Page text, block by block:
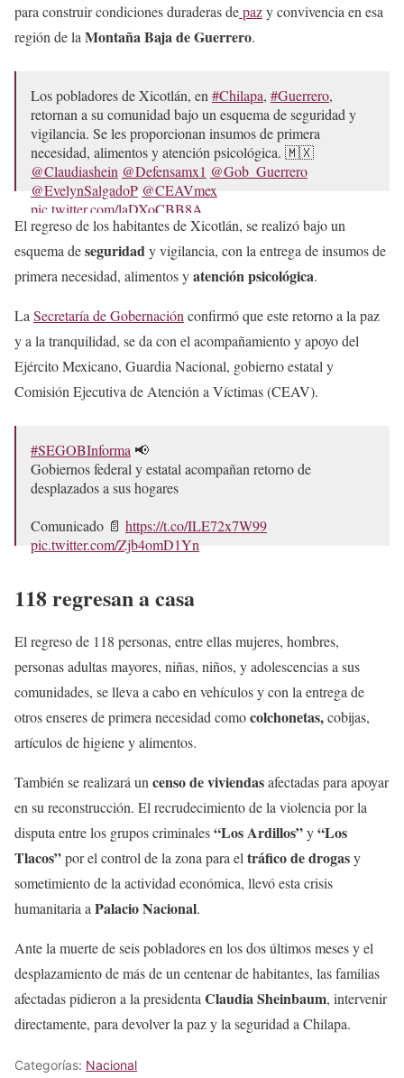
para construir condiciones duraderas depazy convivencia en esa
región de la Montaña Baja de Guerrero.
Los pobladores de Xicotlán, en #Chilapa, #Guerrero,
retornan a su comunidad bajo un esquema de seguridad y
vigilancia. Se les proporcionan insumos de primera
necesidad, alimentos y atención psicológica. 🇲🇽
@Claudiashein @Defensamx1 @Gob_Guerrero
@EvelynSalgadoP @CEAVmex
pic.twitter.com/laDXoCBB8A
— Rosa Icela Rodríguez Velázquez (@rosaicela_)
May 14,
2026
El regreso de los habitantes de Xicotlán, se realizó bajo un
esquema deseguridady vigilancia, con la entrega de insumos de
primera necesidad, alimentos yatención psicológica.
La Secretaría de Gobernación confirmó que este retorno a la paz
y a la tranquilidad, se da con el acompañamiento y apoyo del
Ejército Mexicano, Guardia Nacional, gobierno estatal y
Comisión Ejecutiva de Atención a Víctimas (CEAV).
#SEGOBInforma 📢
Gobiernos federal y estatal acompañan retorno de
desplazados a sus hogares
Comunicado 📄 https://t.co/ILE72x7W99
pic.twitter.com/Zjb4omD1Yn
118 regresan a casa
El regreso de 118 personas, entre ellas mujeres, hombres,
personas adultas mayores, niñas, niños, y adolescencias a sus
comunidades, se lleva a cabo en vehículos y con la entrega de
otros enseres de primera necesidad comocolchonetas,cobijas,
artículos de higiene y alimentos.
También se realizará un censo de viviendasafectadas para apoyar
en su reconstrucción. El recrudecimiento de la violencia por la
disputa entre los grupos criminales“Los Ardillos”y“Los
Tlacos”por el control de la zona para el tráfico de drogasy
sometimiento de la actividad económica, llevó esta crisis
humanitaria a Palacio Nacional.
Ante la muerte de seis pobladores en los dos últimos meses y el
desplazamiento de más de un centenar de habitantes, las familias
afectadas pidieron a la presidenta Claudia Sheinbaum, intervenir
directamente, para devolver la paz y la seguridad a Chilapa.
Categorías: Nacional